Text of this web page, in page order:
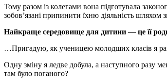
Тому разом із колегами вона підготувала
зобов’язані припинити їхню діяльність шляхом
Найкраще середовище для дитини — це її
…Пригадую, як ученицею молодших класів я
Одну зміну я ледве добула, а наступного разу
там було поганого?